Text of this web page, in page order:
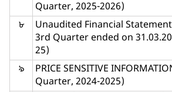
Quarter, 2025-2026)
৮
Unaudited Financial
3rd Quarter ended on
25)
৯
PRICE SENSITIVE
Quarter, 2024-2025)